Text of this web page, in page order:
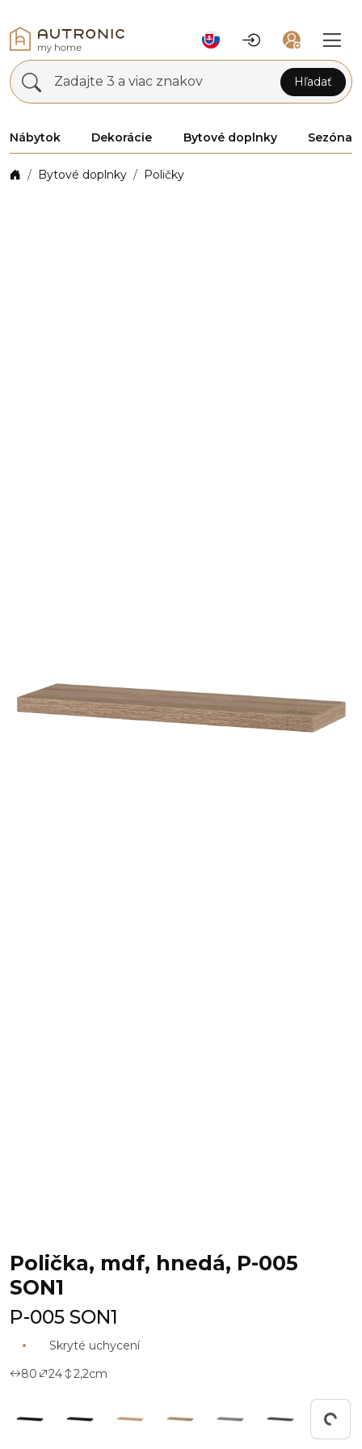
Zadajte 3 a viac znakov Hľadať
Nábytok Dekorácie Bytové doplnky Sezóna
Bytové doplnky Poličky
Polička, mdf, hnedá, P-005
SON1
P-005 SON1
Skryté uchycení
80
24 2,2cm
Working...